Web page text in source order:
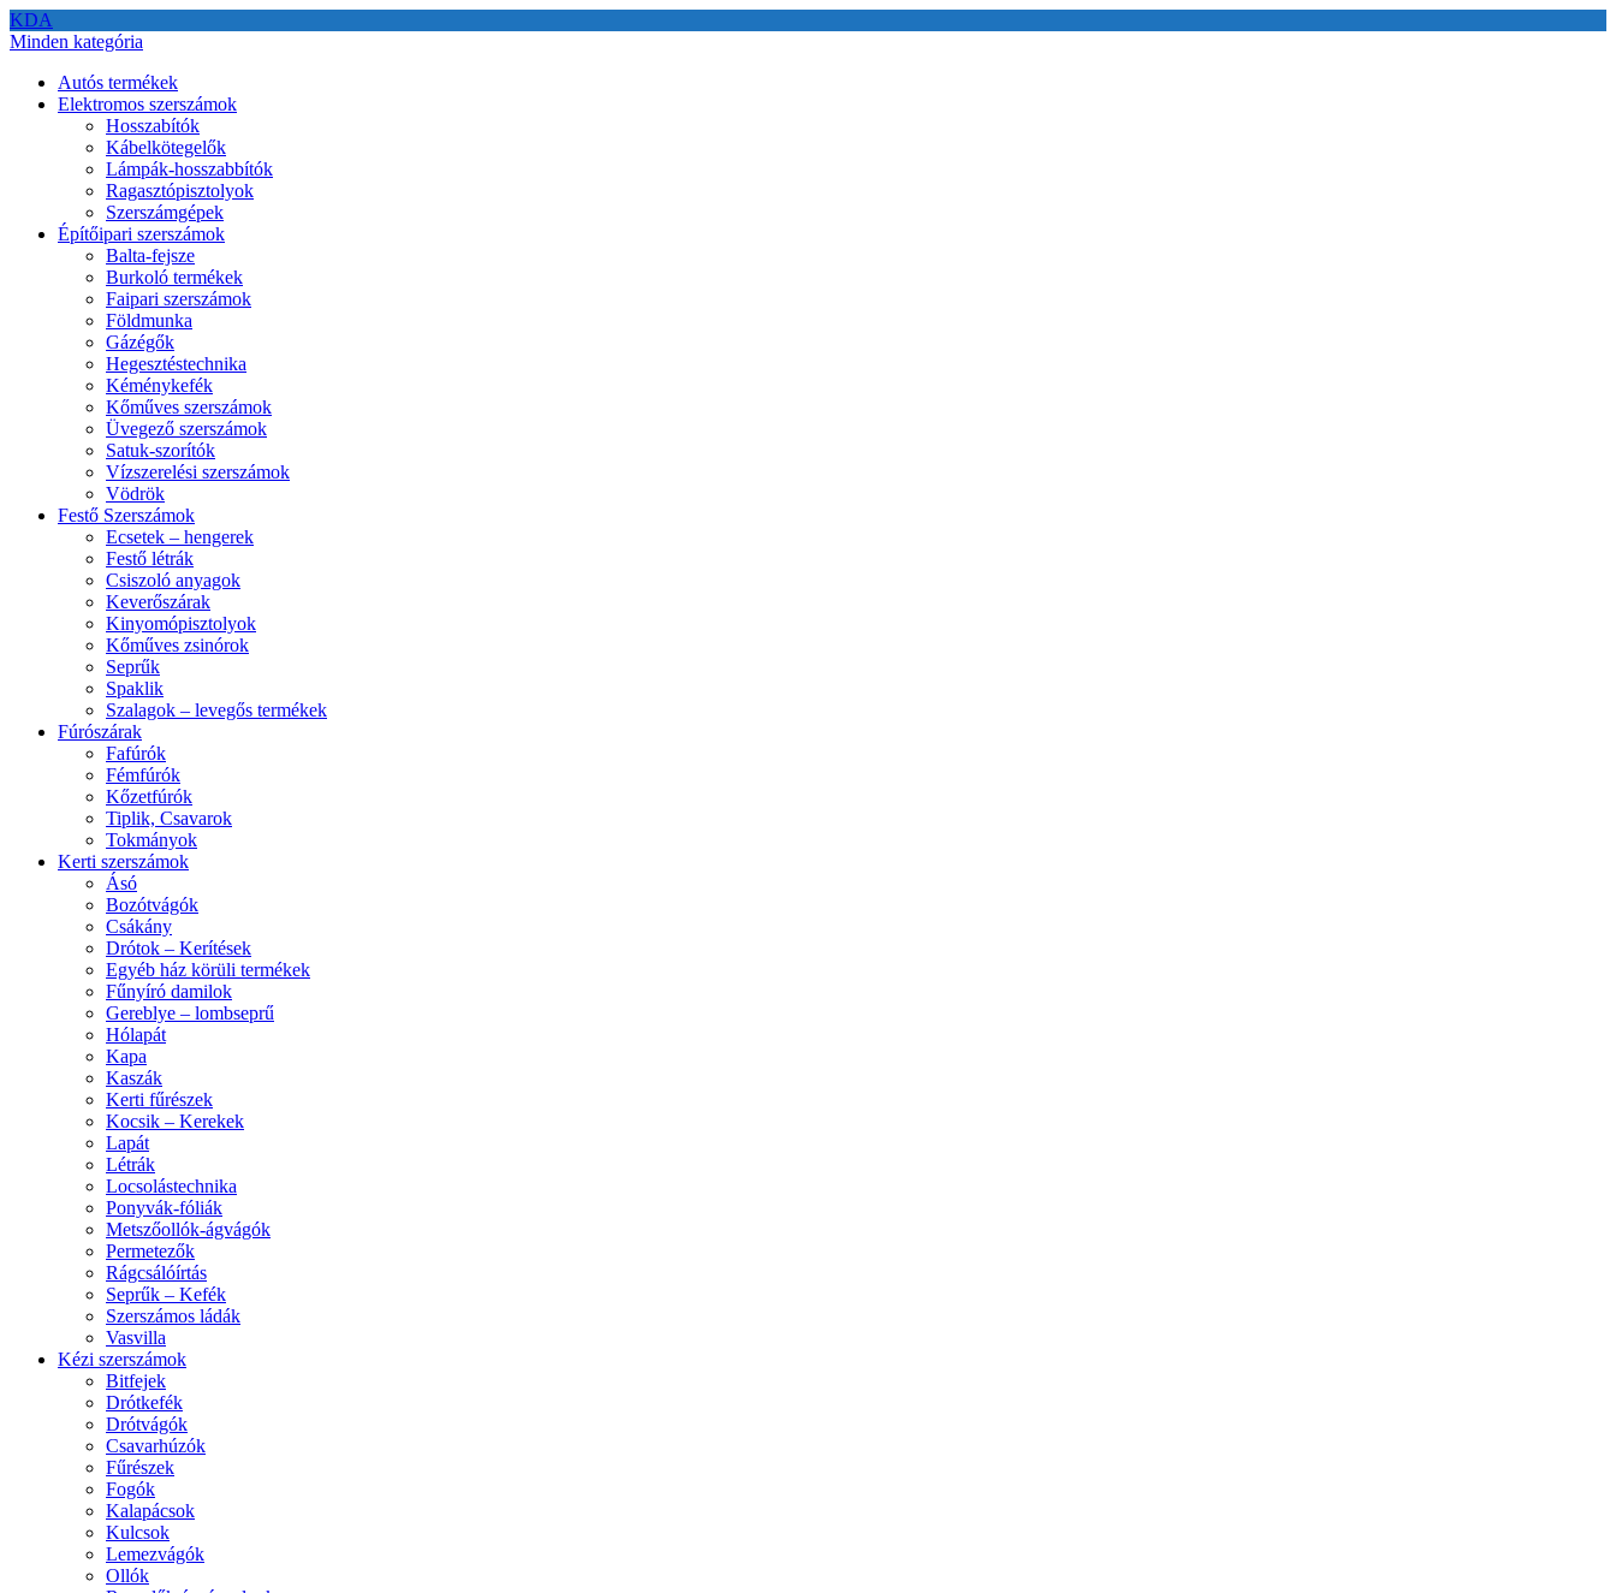
KDA
Minden kategória
Autós termékek
Elektromos szerszámok
Hosszabítók
Kábelkötegelők
Lámpák-hosszabbítók
Ragasztópisztolyok
Szerszámgépek
Építőipari szerszámok
Balta-fejsze
Burkoló termékek
Faipari szerszámok
Földmunka
Gázégők
Hegesztéstechnika
Kéménykefék
Kőműves szerszámok
Üvegező szerszámok
Satuk-szorítók
Vízszerelési szerszámok
Vödrök
Festő Szerszámok
Ecsetek – hengerek
Festő létrák
Csiszoló anyagok
Keverőszárak
Kinyomópisztolyok
Kőműves zsinórok
Seprűk
Spaklik
Szalagok – levegős termékek
Fúrószárak
Fafúrók
Fémfúrók
Kőzetfúrók
Tiplik, Csavarok
Tokmányok
Kerti szerszámok
Ásó
Bozótvágók
Csákány
Drótok – Kerítések
Egyéb ház körüli termékek
Fűnyíró damilok
Gereblye – lombseprű
Hólapát
Kapa
Kaszák
Kerti fűrészek
Kocsik – Kerekek
Lapát
Létrák
Locsolástechnika
Ponyvák-fóliák
Metszőollók-ágvágók
Permetezők
Rágcsálóírtás
Seprűk – Kefék
Szerszámos ládák
Vasvilla
Kézi szerszámok
Bitfejek
Drótkefék
Drótvágók
Csavarhúzók
Fűrészek
Fogók
Kalapácsok
Kulcsok
Lemezvágók
Ollók